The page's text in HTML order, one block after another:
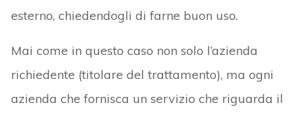
esterno, chiedendogli di farne buon uso.
Mai come in questo caso non solo l’azienda
richiedente (titolare del trattamento), ma ogni
azienda che fornisca un servizio che riguarda il